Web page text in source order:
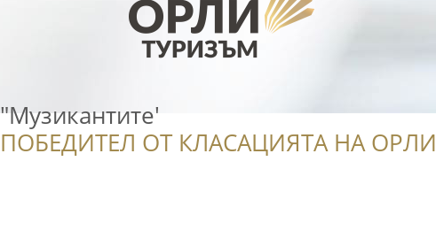
"Музикантите'
ПОБЕДИТЕЛ ОТ КЛАСАЦИЯТА НА ОРЛИ